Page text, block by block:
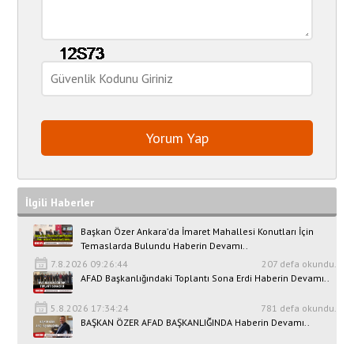
İlgili Haberler
Başkan Özer Ankara’da İmaret Mahallesi Konutları İçin
Temaslarda Bulundu Haberin Devamı..
7.8.2026 09:26:44
207 defa okundu.
AFAD Başkanlığındaki Toplantı Sona Erdi Haberin Devamı..
5.8.2026 17:34:24
781 defa okundu.
BAŞKAN ÖZER AFAD BAŞKANLIĞINDA Haberin Devamı..